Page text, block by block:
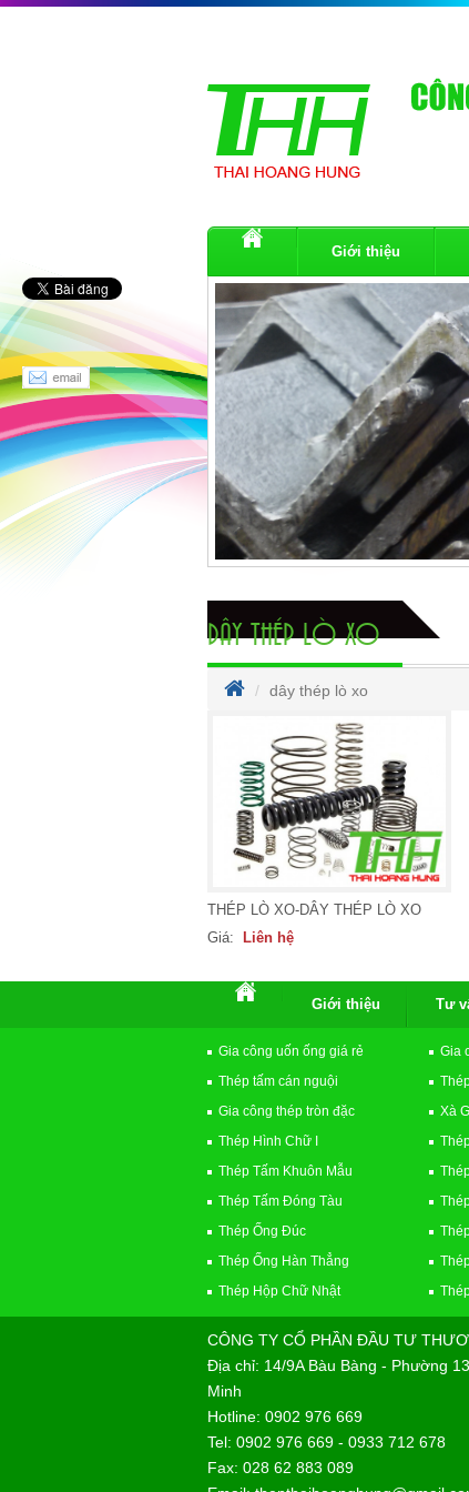
Giới thiệu
DÂY THÉP LÒ XO
dây thép lò xo
THÉP LÒ XO-DÂY THÉP LÒ XO
Giá:
Liên hệ
Giới thiệu Tư
Gia công uốn ống giá rẻ Gia
Thép tấm cán nguội
Gia công thép tròn đặc
Xà
Thép Hình Chữ I
Thép Tấm Khuôn Mẫu
Thép Tấm Đóng Tàu
Thép Ống Đúc
Thép Ống Hàn Thẳng
Thép Hộp Chữ Nhật
CÔNG TY CỔ PHẦN ĐẦU TƯ
Địa chỉ: 14/9A Bàu Bàng - Phường
Minh
Hotline: 0902 976 669
Tel: 0902 976 669 - 0933 712 678
Fax: 028 62 883 089